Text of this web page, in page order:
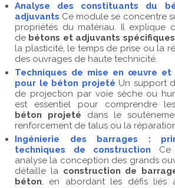
Analyse des constituants du
adjuvants Ce module se concentre
propriétés du matériau. Il explique
de bétons et adjuvants spécifiques
la plasticité, le temps de prise ou la
des ouvrages de haute technicité.
Techniques de mise en œuvre et
pour le béton projeté Un support
de projection par voie sèche ou
est essentiel pour comprendre
béton projeté dans le
renforcement de talus ou la
Ingénierie des barrages :
techniques de construction Ce
analyse la conception des grands
détaille la construction de
béton, en abordant les défis liés